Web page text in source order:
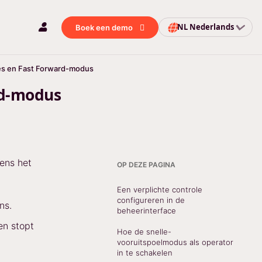
Boek een demo NL Nederlands
en Fast Forward-modus
modus
het
stopt
OP DEZE PAGINA
Een verplichte controle
configureren in de
beheerinterface
Hoe de snelle-
vooruitspoelmodus als operator
in te schakelen